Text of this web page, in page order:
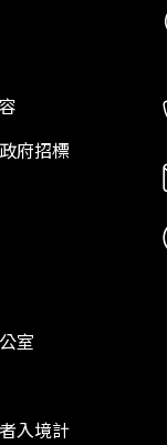
府招標
室
入境計